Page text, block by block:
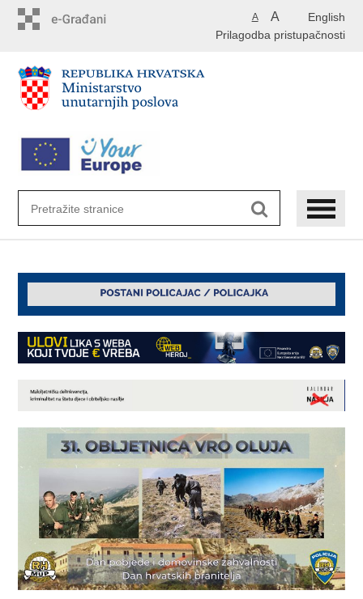
English
A A
Prilagodba pristupačnosti